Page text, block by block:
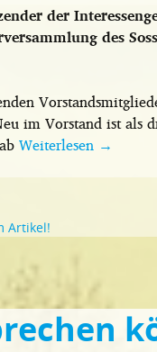
der
des
im Vorstand ist
Weiterlesen →
Artikel!